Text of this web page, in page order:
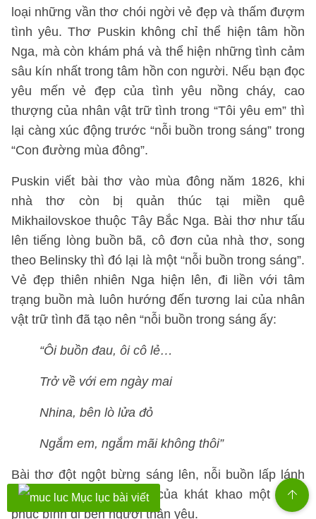
loại những vần thơ chói ngời vẻ đẹp và thấm đượm
tình yêu. Thơ Puskin không chỉ thể hiện tâm hồn
Nga, mà còn khám phá và thể hiện những tình cảm
sâu kín nhất trong tâm hồn con người. Nếu bạn đọc
yêu mến vẻ đẹp của tình yêu nồng cháy, cao
thượng của nhân vật trữ tình trong “Tôi yêu em” thì
lại càng xúc động trước “nỗi buồn trong sáng” trong
“Con đường mùa đông”.
Puskin viết bài thơ vào mùa đông năm 1826, khi
nhà thơ còn bị quản thúc tại miền quê
Mikhailovskoe thuộc Tây Bắc Nga. Bài thơ như tấu
lên tiếng lòng buồn bã, cô đơn của nhà thơ, song
theo Belinsky thì đó lại là một “nỗi buồn trong sáng”.
Vẻ đẹp thiên nhiên Nga hiện lên, đi liền với tâm
trạng buồn mà luôn hướng đến tương lai của nhân
vật trữ tình đã tạo nên “nỗi buồn trong sáng ấy:
“Ôi buồn đau, ôi cô lẻ…
Trở về với em ngày mai
Nhina, bên lò lửa đỏ
Ngắm em, ngắm mãi không thôi”
Bài thơ đột ngột bừng sáng lên, nỗi buồn lấp lánh
ánh sáng của niềm tin, của khát khao một hạnh
phúc bình dị bên người thân yêu.
Mục lục bài viết